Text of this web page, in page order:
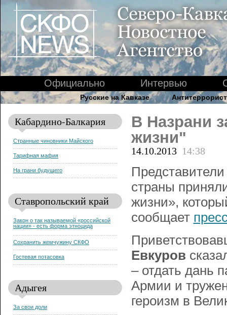
Официально Интервью
Русские на Кавказе
Кабардино-Балкария
Странные чиновники Майского
Тарифная мафия
На грани будущего
Ставропольский край
Закон о так называемой «российской
нации» - есть форма этноцида
Сохранить жемчужину СКФО
Гостевая потасовка
Адыгея
За свои доли
В Назрани
жизни"
14.10.2013 14:38
страны
жизни»,
сообщает
Евкуров
– отдать дань
Армии и
героизм в